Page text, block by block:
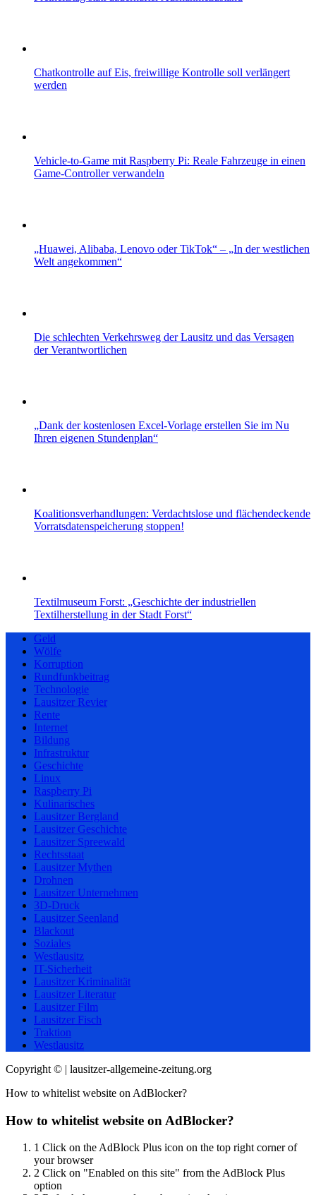
Chatkontrolle auf Eis, freiwillige Kontrolle soll verlängert
werden
Vehicle-to-Game mit Raspberry Pi: Reale Fahrzeuge in einen
Game-Controller verwandeln
„Huawei, Alibaba, Lenovo oder TikTok“ – „In der westlichen
Welt angekommen“
Die schlechten Verkehrsweg der Lausitz und das Versagen
der Verantwortlichen
„Dank der kostenlosen Excel-Vorlage erstellen Sie im Nu
Ihren eigenen Stundenplan“
Koalitionsverhandlungen: Verdachtslose und flächendeckende
Vorratsdatenspeicherung stoppen!
Textilmuseum Forst: „Geschichte der industriellen
Textilherstellung in der Stadt Forst“
Geld
Wölfe
Korruption
Rundfunkbeitrag
Technologie
Lausitzer Revier
Rente
Internet
Bildung
Infrastruktur
Geschichte
Linux
Raspberry Pi
Kulinarisches
Lausitzer Bergland
Lausitzer Geschichte
Lausitzer Spreewald
Rechtsstaat
Lausitzer Mythen
Drohnen
Lausitzer Unternehmen
3D-Druck
Lausitzer Seenland
Blackout
Soziales
Westlausitz
IT-Sicherheit
Lausitzer Kriminalität
Lausitzer Literatur
Lausitzer Film
Lausitzer Fisch
Traktion
Westlausitz
Copyright © | lausitzer-allgemeine-zeitung.org
How to whitelist website on AdBlocker?
How to whitelist website on AdBlocker?
1 Click on the AdBlock Plus icon on the top right corner of
your browser
2 Click on "Enabled on this site" from the AdBlock Plus
option